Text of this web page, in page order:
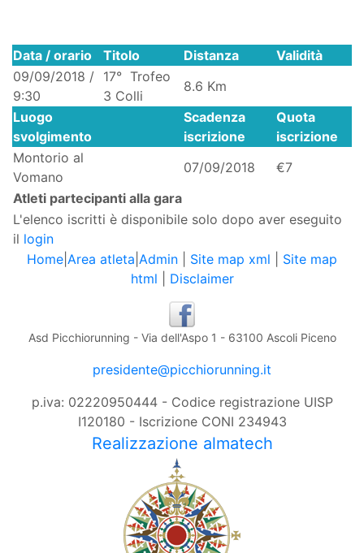
Data / orario Titolo Distanza
Validità
09/09/2018 /
9:30
17° Trofeo
3 Colli
8.6 Km
Luogo
svolgimento
Scadenza
iscrizione
Quota
iscrizione
Montorio al
Vomano
07/09/2018
€7
Atleti partecipanti alla gara
L'elenco iscritti è disponibile solo dopo aver eseguito
il login
Home Area atleta Admin Site map xml
Site map
html
Disclaimer
Asd Picchiorunning - Via dell'Aspo 1 - 63100 Ascoli Piceno
presidente@picchiorunning.it
p.iva: 02220950444 - Codice registrazione UISP
I120180 - Iscrizione CONI 234943
Realizzazione almatech